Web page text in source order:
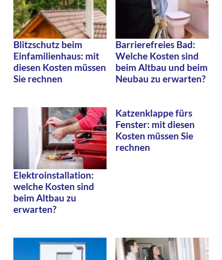
Blitzschutz beim
Einfamilienhaus: mit
diesen Kosten müssen
Sie rechnen
Barrierefreies Bad:
Welche Kosten sind
beim Altbau und beim
Neubau zu erwarten?
Elektroinstallation:
welche Kosten sind
beim Altbau zu
erwarten?
Katzenklappe fürs
Fenster: mit diesen
Kosten müssen Sie
rechnen